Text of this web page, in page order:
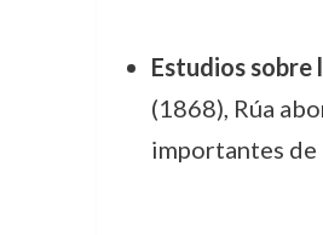
Estudios sobre
(1868), Rúa
importantes de